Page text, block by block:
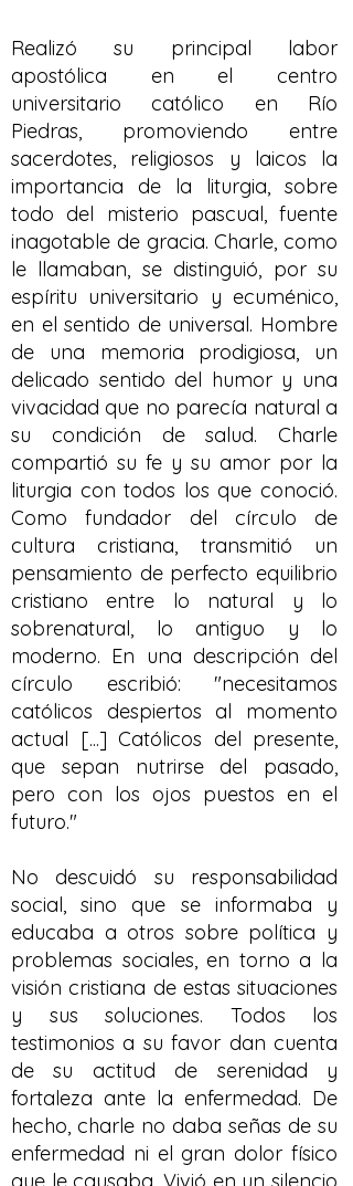
Realizó su principal labor
apostólica en el centro
universitario católico en Río
Piedras, promoviendo entre
sacerdotes, religiosos y laicos la
importancia de la liturgia, sobre
todo del misterio pascual, fuente
inagotable de gracia. Charle, como
le llamaban, se distinguió, por su
espíritu universitario y ecuménico,
en el sentido de universal. Hombre
de una memoria prodigiosa, un
delicado sentido del humor y una
vivacidad que no parecía natural a
su condición de salud. Charle
compartió su fe y su amor por la
liturgia con todos los que conoció.
Como fundador del círculo de
cultura cristiana, transmitió un
pensamiento de perfecto equilibrio
cristiano entre lo natural y lo
sobrenatural, lo antiguo y lo
moderno. En una descripción del
círculo escribió: "necesitamos
católicos despiertos al momento
actual [...] Católicos del presente,
que sepan nutrirse del pasado,
pero con los ojos puestos en el
futuro."
No descuidó su responsabilidad
social, sino que se informaba y
educaba a otros sobre política y
problemas sociales, en torno a la
visión cristiana de estas situaciones
y sus soluciones. Todos los
testimonios a su favor dan cuenta
de su actitud de serenidad y
fortaleza ante la enfermedad. De
hecho, charle no daba señas de su
enfermedad ni el gran dolor físico